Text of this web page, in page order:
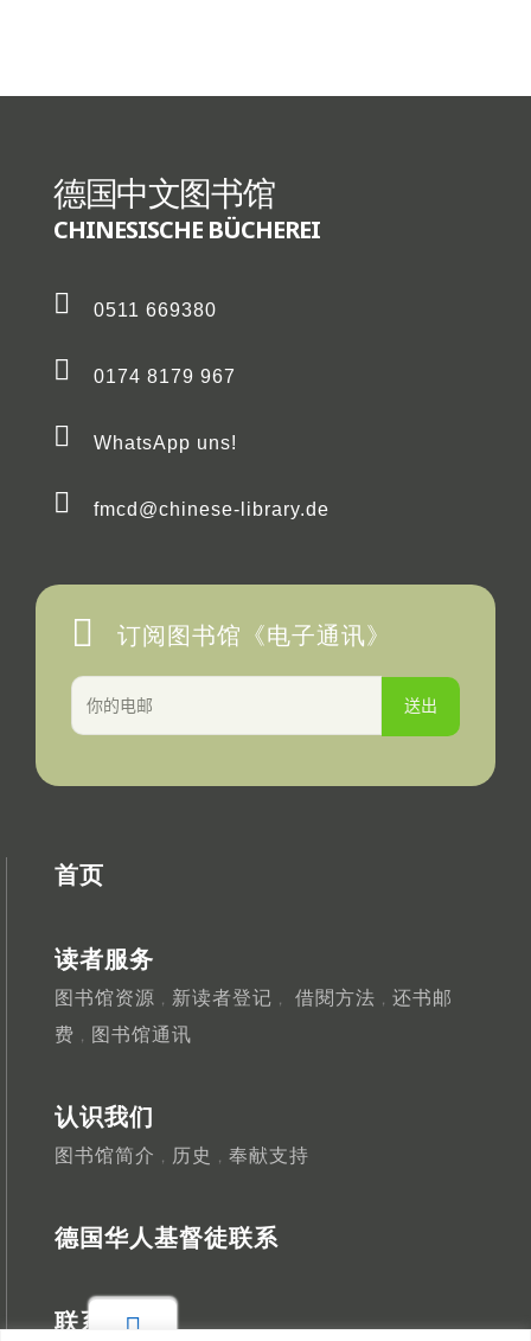
德国中文图书馆
CHINESISCHE BÜCHEREI
0511 669380
0174 8179 967
WhatsApp uns!
fmcd@chinese-library.de
订阅图书馆《电子通讯》
首页
读者服务
图书馆资源 ， 新读者登记 ， 借閱方法 ， 还书邮
费 ， 图书馆通讯
认识我们
图书馆简介 ， 历史 ， 奉献支持
德国华人基督徒联系
联系我们